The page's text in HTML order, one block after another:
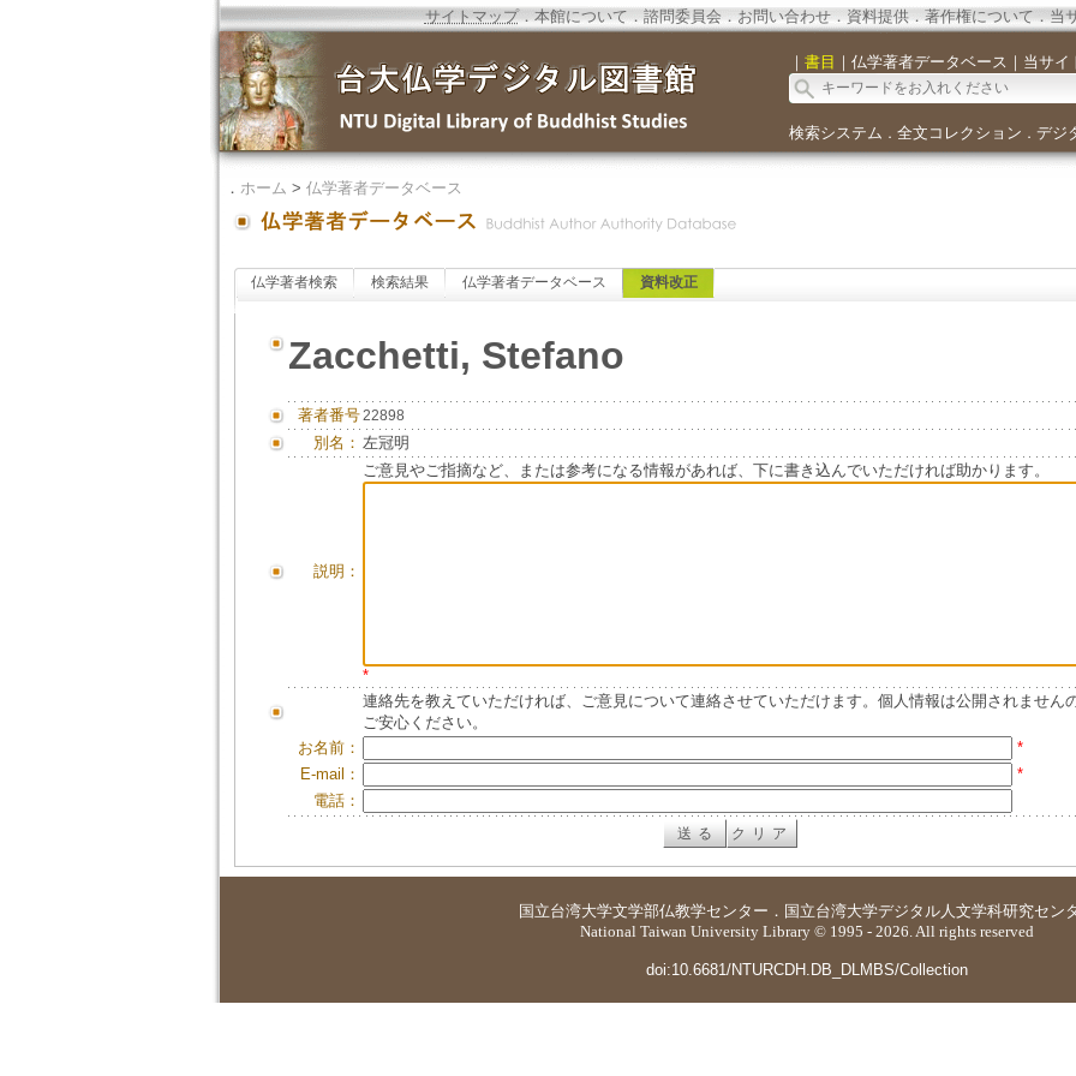
サイトマップ．本館について．諮問委員会． お問い合わせ． 資料提供．著作権について．当
｜ 書目 ｜ 仏学著者データベース ｜ 当サイ
検索システム ． 全文コレクション ． デジ
． ホーム > 仏学著者データベース
仏学著者検索 検索結果 仏学著者データベース 資料改正
Zacchetti, Stefano
著者番号22898
別名： 左冠明
説明：
ご意見やご指摘など、または参考になる情報があれば、下に書き込んでいただければ助かります。
*
連絡先を教えていただければ、ご意見について連絡させていただけます。個人情報は公開されません
ご安心ください。
お名前：
*
E-mail：
*
電話：
国立台湾大学文学部仏教学センター ． 国立台湾大学デジタル人文学科研究セン
National Taiwan University Library © 1995 - 2026. All rights reserved
doi:10.6681/NTURCDH.DB_DLMBS/Collection